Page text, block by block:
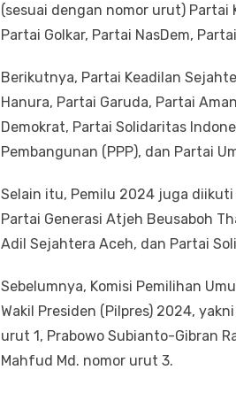
(sesuai dengan nomor urut) Partai
Partai Golkar, Partai NasDem,
Berikutnya, Partai Keadilan
Hanura, Partai Garuda, Partai
Demokrat, Partai Solidaritas
Pembangunan (PPP), dan Partai
Selain itu, Pemilu 2024 juga
Partai Generasi Atjeh Beusaboh
Adil Sejahtera Aceh, dan Partai
Sebelumnya, Komisi Pemilihan
Wakil Presiden (Pilpres) 2024,
urut 1, Prabowo Subianto-Gibran
Mahfud Md. nomor urut 3.